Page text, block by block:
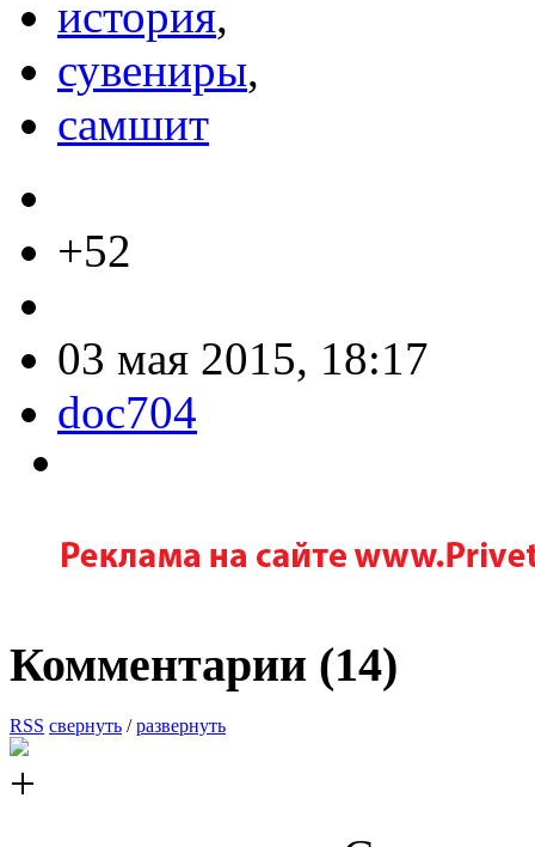
история,
сувениры,
самшит
+52
03 мая 2015, 18:17
doc704
Комментарии (14)
RSS свернуть /развернуть